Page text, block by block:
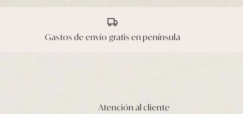
Gastos de envío gratis en península
Atención al cliente